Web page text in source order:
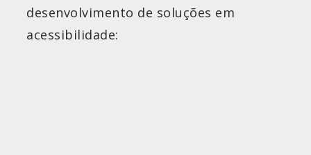
desenvolvimento de soluções em
acessibilidade: